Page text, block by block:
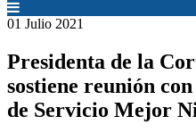
01 Julio 2021
Presidenta de la
sostiene reunión
de Servicio Mejor